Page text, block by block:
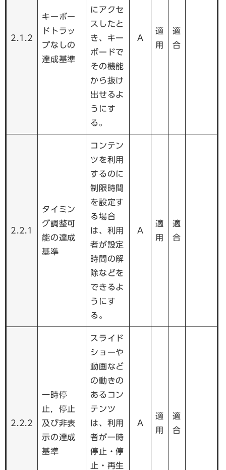
2.1.2
キーボー
ドトラッ
プなしの
達成基準
にアクセ
スしたと
き、キー
ボードで
その機能
から抜け
出せるよ
うにす
る。
A
適
用
適
合
2.2.1
タイミン
グ調整可
能の達成
基準
コンテン
ツを利用
するのに
制限時間
を設定す
る場合
は、利用
者が設定
時間の解
除などを
できるよ
うにす
る。
A
適
用
適
合
2.2.2
一時停
止，停止
及び非表
示の達成
基準
スライド
ショーや
動画など
の動きの
あるコン
テンツ
は、利用
者が一時
停止・停
止・再生
A
適
用
適
合